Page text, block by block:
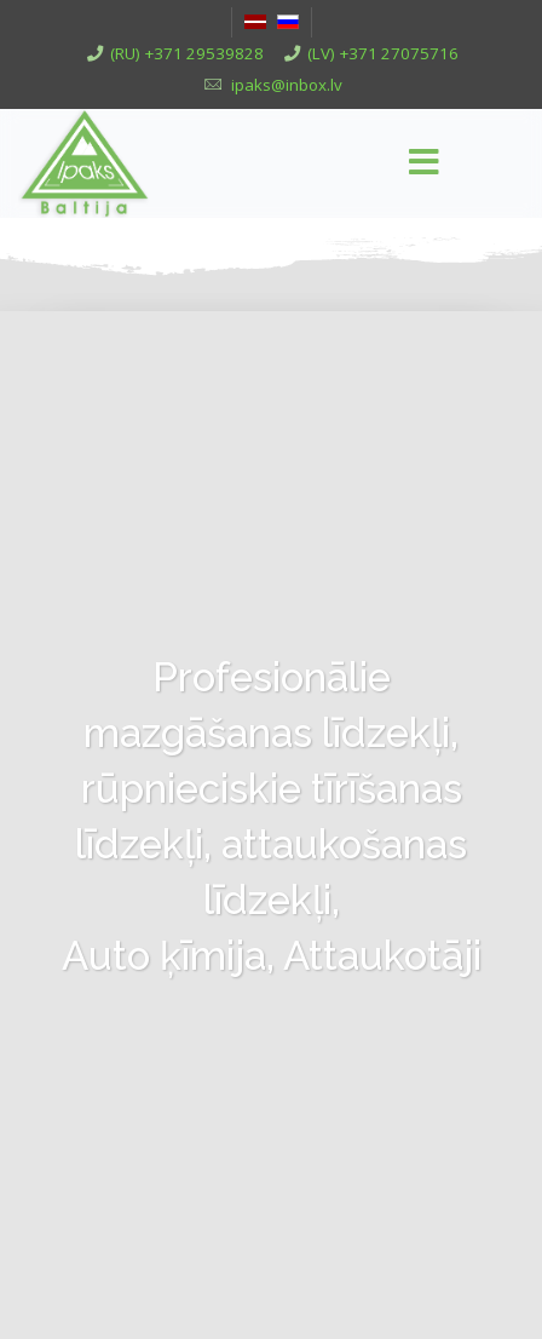
(RU) +371 29539828
(LV) +371 27075716
ipaks@inbox.lv
Profesionālie
mazgāšanas līdzekļi,
rūpnieciskie tīrīšanas
līdzekļi, attaukošanas
līdzekļi,
Auto ķīmija, Attaukotāji